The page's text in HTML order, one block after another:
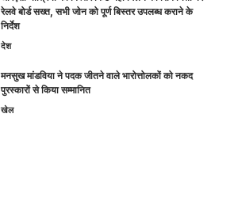
रेलवे बोर्ड सख्त, सभी जोन को पूर्ण बिस्तर उपलब्ध कराने के
निर्देश
देश
मनसुख मांडविया ने पदक जीतने वाले भारोत्तोलकों को नकद
पुरस्कारों से किया सम्मानित
खेल